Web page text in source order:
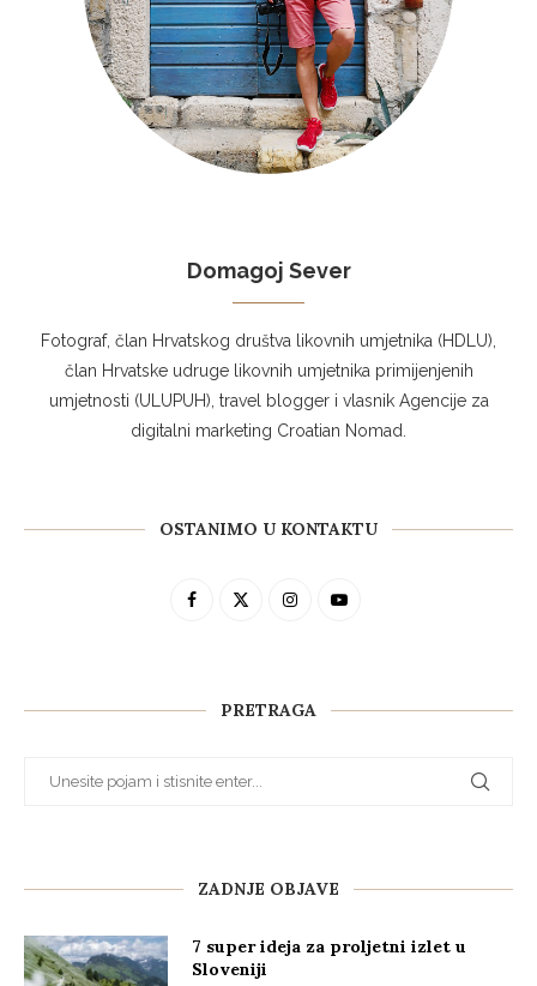
Domagoj Sever
Fotograf, član Hrvatskog društva likovnih umjetnika (HDLU),
član Hrvatske udruge likovnih umjetnika primijenjenih
umjetnosti (ULUPUH), travel blogger i vlasnik Agencije za
digitalni marketing Croatian Nomad.
OSTANIMO U KONTAKTU
PRETRAGA
ZADNJE OBJAVE
7 super ideja za proljetni izlet u
Sloveniji